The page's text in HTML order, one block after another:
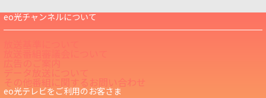
eo光チャンネルについて
データ放送について
その他番組に関するお問い合わせ
eo光テレビをご利用のお客さま